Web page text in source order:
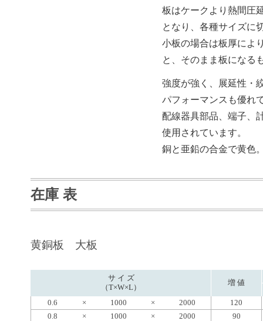
板はケークより熱間圧
となり、各種サイズに
小板の場合は板厚によ
と、そのまま板になる
強度が強く、展延性・
パフォーマンスも優れ
配線器具部品、端子、
使用されています。
銅と亜鉛の合金で黄色
在庫 表
黄銅板 大板
サ イ ズ
（T×W×L）
増 値
0.6 × 1000 × 2000
120
0.8
× 1000 × 2000
90